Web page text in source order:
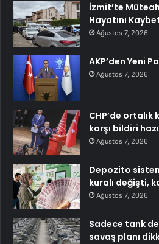
İzmit’te
Hayatını
Ağustos 7, 2026
AKP’den Yeni
Ağustos 7, 2026
CHP’de ortalık
karşı bildiri
Ağustos 7, 2026
Depozito
kuralı değişti,
Ağustos 7, 2026
Sadece tank
savaş planı